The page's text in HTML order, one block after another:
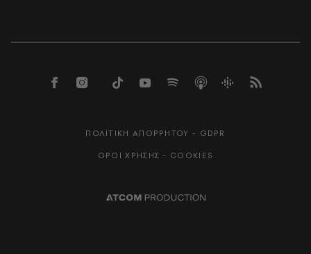
ΠΟΛΙΤΙΚΗ ΑΠΟΡΡΗΤΟΥ - GDPR
ΟΡΟΙ ΧΡΗΣΗΣ - COOKIES